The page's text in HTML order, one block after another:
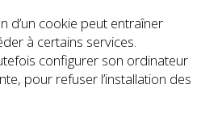
d’un cookie peut entraîner
à certains services.
configurer son ordinateur
pour refuser l’installation des